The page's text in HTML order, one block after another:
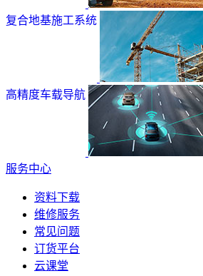
复合地基施工系统
高精度车载导航
服务中心
资料下载
维修服务
常见问题
订货平台
云课堂